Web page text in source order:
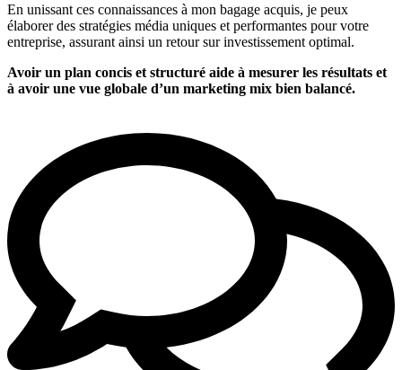
En unissant ces connaissances à mon bagage acquis, je peux
élaborer des stratégies média uniques et performantes pour votre
entreprise, assurant ainsi un retour sur investissement optimal.
Avoir un plan concis et structuré aide à mesurer les résultats et
à avoir une vue globale d’un marketing mix bien balancé.